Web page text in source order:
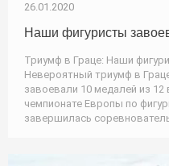
26.01.2020
Наши фигуристы
Триумф в Граце: Наши
Невероятный триумф в
завоевали 10 медалей из
чемпионате Европы по
завершилась